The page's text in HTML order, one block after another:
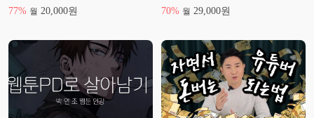
77% 월 20,000원 70% 월 29,000원